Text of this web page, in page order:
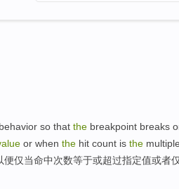
behavior so that the breakpoint breaks
or when the hit count is the multiple
便仅当命中次数等于或超过指定值或者